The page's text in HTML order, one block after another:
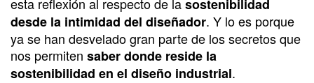
sostenibilidad
desde la intimidad del diseñador. Y lo es porque
ya se han desvelado gran parte de los secretos que
nos permiten saber donde reside la
sostenibilidad en el diseño industrial.